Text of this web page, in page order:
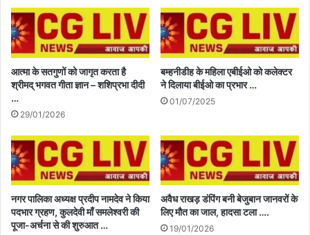
आत्मा के सतगुणों को जागृत करता है
श्रीमद् भगवत गीता ज्ञान – शशिप्रभा दीदी
…
29/01/2026
बम्हनीडीह के महिला एबीईओ को कलेक्टर
ने दिलाया बीईओ का प्रभार …
01/07/2025
नगर पालिका अध्यक्ष प्रदीप नामदेव ने किया
पदभार ग्रहण, कुलदेवी माँ समलेश्वरी की
पूजा-अर्चना से की शुरुआत …
अवैध राखड़ डंपिंग बनी बेजुबान जानवरों के
लिए मौत का जाल, हादसा टला ….
19/01/2026